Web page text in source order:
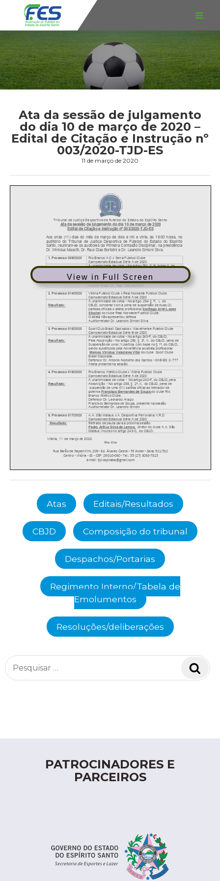
Ata da sessão de julgamento
do dia 10 de março de 2020 –
Edital de Citação e Instrução nº
003/2020-TJD-ES
11 de março de 2020
View in Full Screen
Atas Editais/Resultados
CBJD Composição do tribunal
Despachos/Portarias
Regimento Interno/Tabela de
Emolumentos
Resoluções/deliberações
Pesquisar
por:
PATROCINADORES E
PARCEIROS